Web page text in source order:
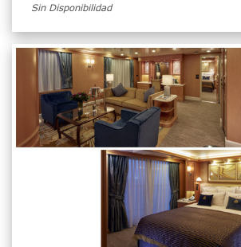
Sin Disponibilidad